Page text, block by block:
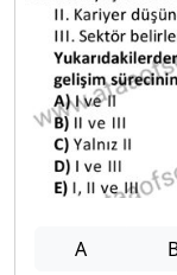
A